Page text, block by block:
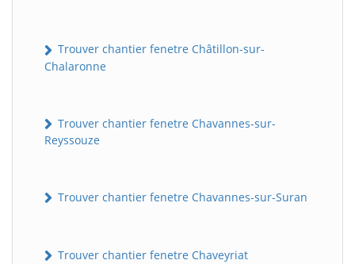
Trouver chantier fenetre Châtillon-sur-
Chalaronne
Trouver chantier fenetre Chavannes-sur-
Reyssouze
Trouver chantier fenetre Chavannes-sur-Suran
Trouver chantier fenetre Chaveyriat